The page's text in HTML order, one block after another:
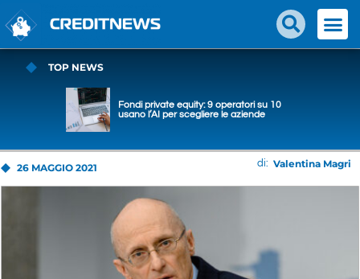
TOP NEWS
Fondi private equity: 9 operatori su 10
usano l’AI per scegliere le aziende
26 MAGGIO 2021 di: Valentina Magri